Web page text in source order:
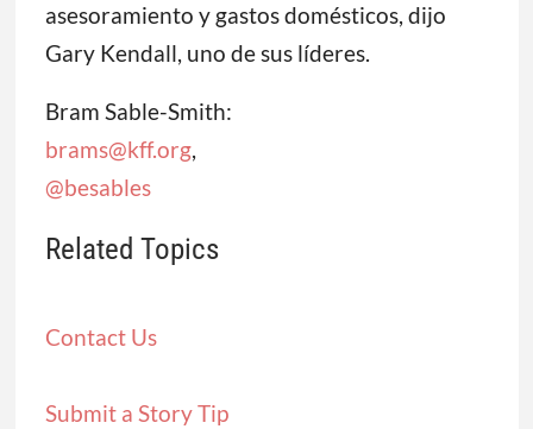
asesoramiento y gastos domésticos, dijo
Gary Kendall, uno de sus líderes.
Bram Sable-Smith:
brams@kff.org,
@besables
Related Topics
Contact Us
Submit a Story Tip